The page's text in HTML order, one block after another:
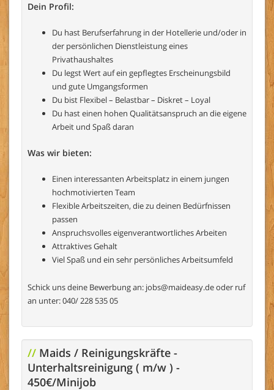
Dein Profil:
Du hast Berufserfahrung in der Hotellerie und/oder in
der persönlichen Dienstleistung eines
Privathaushaltes
Du legst Wert auf ein gepflegtes Erscheinungsbild
und gute Umgangsformen
Du bist Flexibel – Belastbar – Diskret – Loyal
Du hast einen hohen Qualitätsanspruch an die eigene
Arbeit und Spaß daran
Was wir bieten:
Einen interessanten Arbeitsplatz in einem jungen
hochmotivierten Team
Flexible Arbeitszeiten, die zu deinen Bedürfnissen
passen
Anspruchsvolles eigenverantwortliches Arbeiten
Attraktives Gehalt
Viel Spaß und ein sehr persönliches Arbeitsumfeld
Schick uns deine Bewerbung an: jobs@maideasy.deoder ruf
an unter: 040/ 228 535 05
// Maids / Reinigungskräfte -
Unterhaltsreinigung ( m/w ) -
450€/Minijob